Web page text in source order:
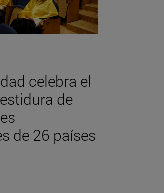
celebra el
de
de 26 países